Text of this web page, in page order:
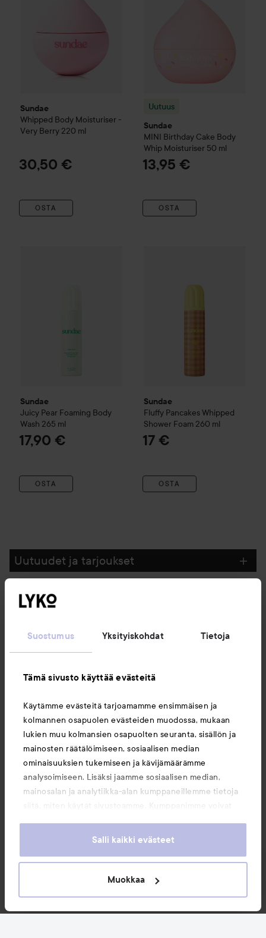
Suostumus Yksityiskohdat Tietoja
Tämä sivusto käyttää evästeitä
Käytämme evästeitä tarjoamamme ensimmäisen ja
kolmannen osapuolen evästeiden muodossa, mukaan
lukien muu kolmansien osapuolten seuranta, sisällön ja
mainosten räätälöimiseen, sosiaalisen median
ominaisuuksien tukemiseen ja kävijämäärämme
analysoimiseen. Lisäksi jaamme sosiaalisen median,
mainosalan ja analytiikka-alan kumppaneillemme tietoja
heille tai joita on kerätty, kun olet käyttänyt heidän
evästeiden käytön.
Salli kaikki evästeet
Muokkaa
Sundae
Whipped Body Moisturiser -
Very Berry 220 ml
30,50 €
OSTA
Uutuus
Sundae
MINI Birthday Cake Body
Whip Moisturiser 50 ml
13,95 €
OSTA
Sundae
Juicy Pear Foaming Body
Wash 265 ml
17,90 €
OSTA
Sundae
Fluffy Pancakes Whipped
Shower Foam 260 ml
17 €
OSTA
Uutuudet ja tarjoukset
Seuraa meitä
Asiakaspalvelu
Tietoja
Saattaisit myös tykätä
Copyright 2026